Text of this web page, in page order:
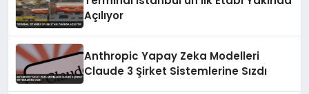
Açılıyor
Anthropic Yapay Zeka Modelleri
Claude 3 Şirket Sistemlerine Sızdı